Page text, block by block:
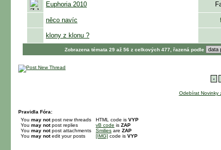
Euphoria 2010
něco navíc
klony z klonu ?
Zobrazena témata 29 až 56 z celkových 477, řazená podle
‹
Odebírat Novinky
Pravidla Fóra:
You may notpost new threads
You may notpost replies
You may notpost attachments
You may notedit your posts
HTML code is VYP
vB code is ZAP
Smilies are ZAP
[IMG] code is VYP